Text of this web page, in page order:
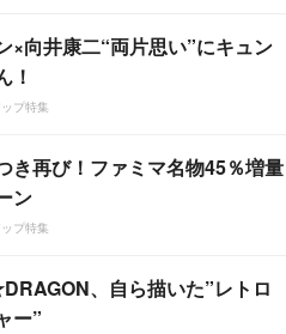
×向井康二“両片思い”にキュン
！
プ特集
き再び！ファミマ名物45％増量
ン
プ特集
、自ら描いた”レトロ
ー”